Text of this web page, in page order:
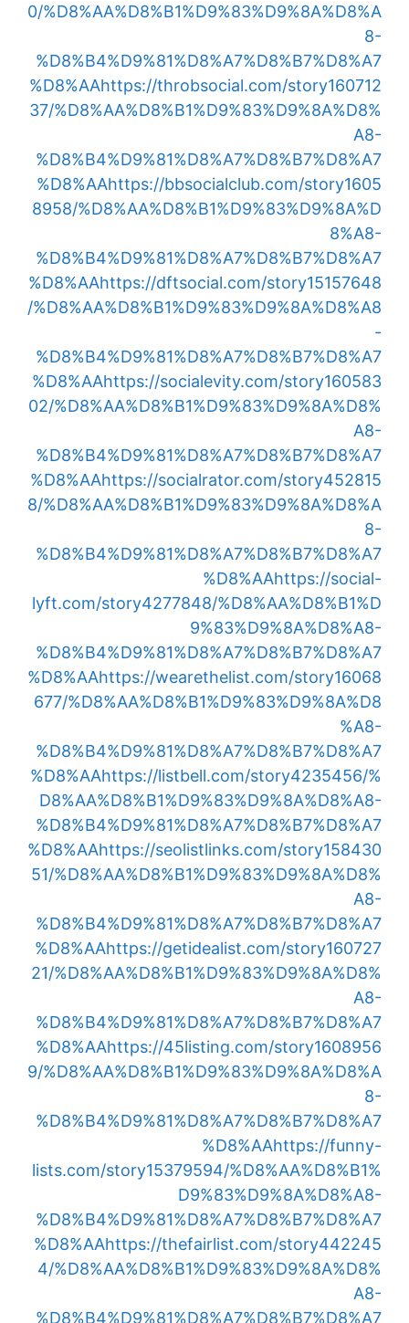
0/%D8%AA%D8%B1%D9%83%D9%8A%D8%A
8-
%D8%B4%D9%81%D8%A7%D8%B7%D8%A7
%D8%AAhttps://throbsocial.com/story160712
37/%D8%AA%D8%B1%D9%83%D9%8A%D8%
A8-
%D8%B4%D9%81%D8%A7%D8%B7%D8%A7
%D8%AAhttps://bbsocialclub.com/story1605
8958/%D8%AA%D8%B1%D9%83%D9%8A%D
8%A8-
%D8%B4%D9%81%D8%A7%D8%B7%D8%A7
%D8%AAhttps://dftsocial.com/story15157648
/%D8%AA%D8%B1%D9%83%D9%8A%D8%A8
-
%D8%B4%D9%81%D8%A7%D8%B7%D8%A7
%D8%AAhttps://socialevity.com/story160583
02/%D8%AA%D8%B1%D9%83%D9%8A%D8%
A8-
%D8%B4%D9%81%D8%A7%D8%B7%D8%A7
%D8%AAhttps://socialrator.com/story452815
8/%D8%AA%D8%B1%D9%83%D9%8A%D8%A
8-
%D8%B4%D9%81%D8%A7%D8%B7%D8%A7
%D8%AAhttps://social-
lyft.com/story4277848/%D8%AA%D8%B1%D
9%83%D9%8A%D8%A8-
%D8%B4%D9%81%D8%A7%D8%B7%D8%A7
%D8%AAhttps://wearethelist.com/story16068
677/%D8%AA%D8%B1%D9%83%D9%8A%D8
%A8-
%D8%B4%D9%81%D8%A7%D8%B7%D8%A7
%D8%AAhttps://listbell.com/story4235456/%
D8%AA%D8%B1%D9%83%D9%8A%D8%A8-
%D8%B4%D9%81%D8%A7%D8%B7%D8%A7
%D8%AAhttps://seolistlinks.com/story158430
51/%D8%AA%D8%B1%D9%83%D9%8A%D8%
A8-
%D8%B4%D9%81%D8%A7%D8%B7%D8%A7
%D8%AAhttps://getidealist.com/story160727
21/%D8%AA%D8%B1%D9%83%D9%8A%D8%
A8-
%D8%B4%D9%81%D8%A7%D8%B7%D8%A7
%D8%AAhttps://45listing.com/story1608956
9/%D8%AA%D8%B1%D9%83%D9%8A%D8%A
8-
%D8%B4%D9%81%D8%A7%D8%B7%D8%A7
%D8%AAhttps://funny-
lists.com/story15379594/%D8%AA%D8%B1%
D9%83%D9%8A%D8%A8-
%D8%B4%D9%81%D8%A7%D8%B7%D8%A7
%D8%AAhttps://thefairlist.com/story442245
4/%D8%AA%D8%B1%D9%83%D9%8A%D8%
A8-
%D8%B4%D9%81%D8%A7%D8%B7%D8%A7